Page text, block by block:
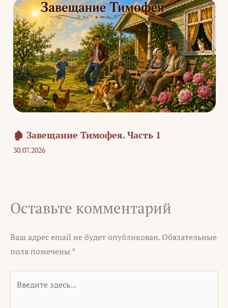
🏚️ Завещание Тимофея. Часть 1
30.07.2026
Оставьте комментарий
Ваш адрес email не будет опубликован. Обязательные
поля помечены *
здесь...